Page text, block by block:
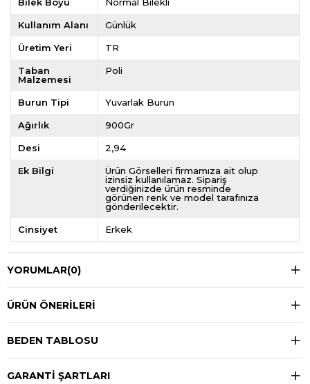
Kullanım Alanı Günlük
Üretim Yeri TR
Taban
Malzemesi
Poli
Burun Tipi Yuvarlak Burun
Ağırlık 900Gr
Desi 2,94
Ek Bilgi
Ürün Görselleri firmamıza ait olup
izinsiz kullanılamaz. Sipariş
verdiğinizde ürün resminde
görünen renk ve model tarafınıza
gönderilecektir.
Cinsiyet Erkek
YORUMLAR(0)
ÜRÜN ÖNERILERI
BEDEN TABLOSU
GARANTİ ŞARTLARI